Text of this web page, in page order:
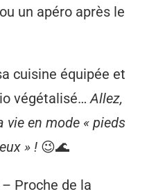
un apéro après le
cuisine équipée et
végétalisé… Allez,
vie en mode « pieds
» ! 😉🌊
– Proche de la